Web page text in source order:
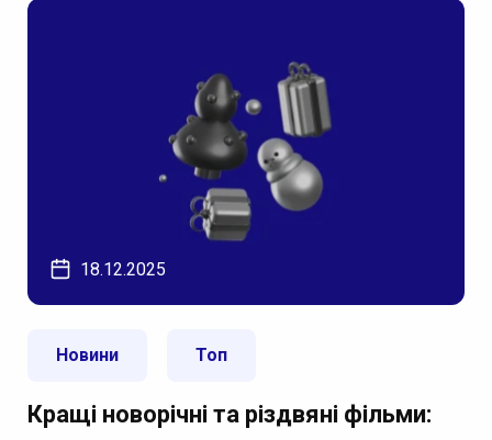
18.12.2025
Новини Топ
Кращі новорічні та різдвяні фільми: